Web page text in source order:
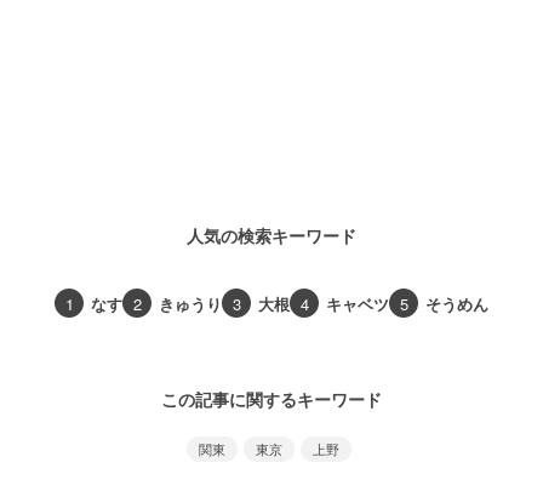
人気の検索キーワード
1 なす 2 きゅうり 3 大根 4 キャベツ 5 そうめん
この記事に関するキーワード
関東 東京 上野